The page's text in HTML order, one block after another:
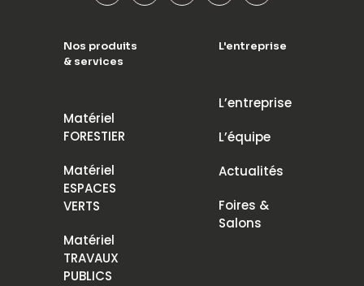
Nos produits
& services
Matériel
FORESTIER
Matériel
ESPACES
VERTS
Matériel
TRAVAUX
PUBLICS
L'entreprise
L’entreprise
L’équipe
Actualités
Foires &
Salons